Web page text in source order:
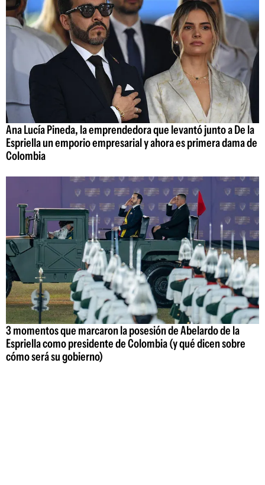
Ana Lucía Pineda, la emprendedora que levantó junto a De la
Espriella un emporio empresarial y ahora es primera dama de
Colombia
3 momentos que marcaron la posesión de Abelardo de la
Espriella como presidente de Colombia (y qué dicen sobre
cómo será su gobierno)